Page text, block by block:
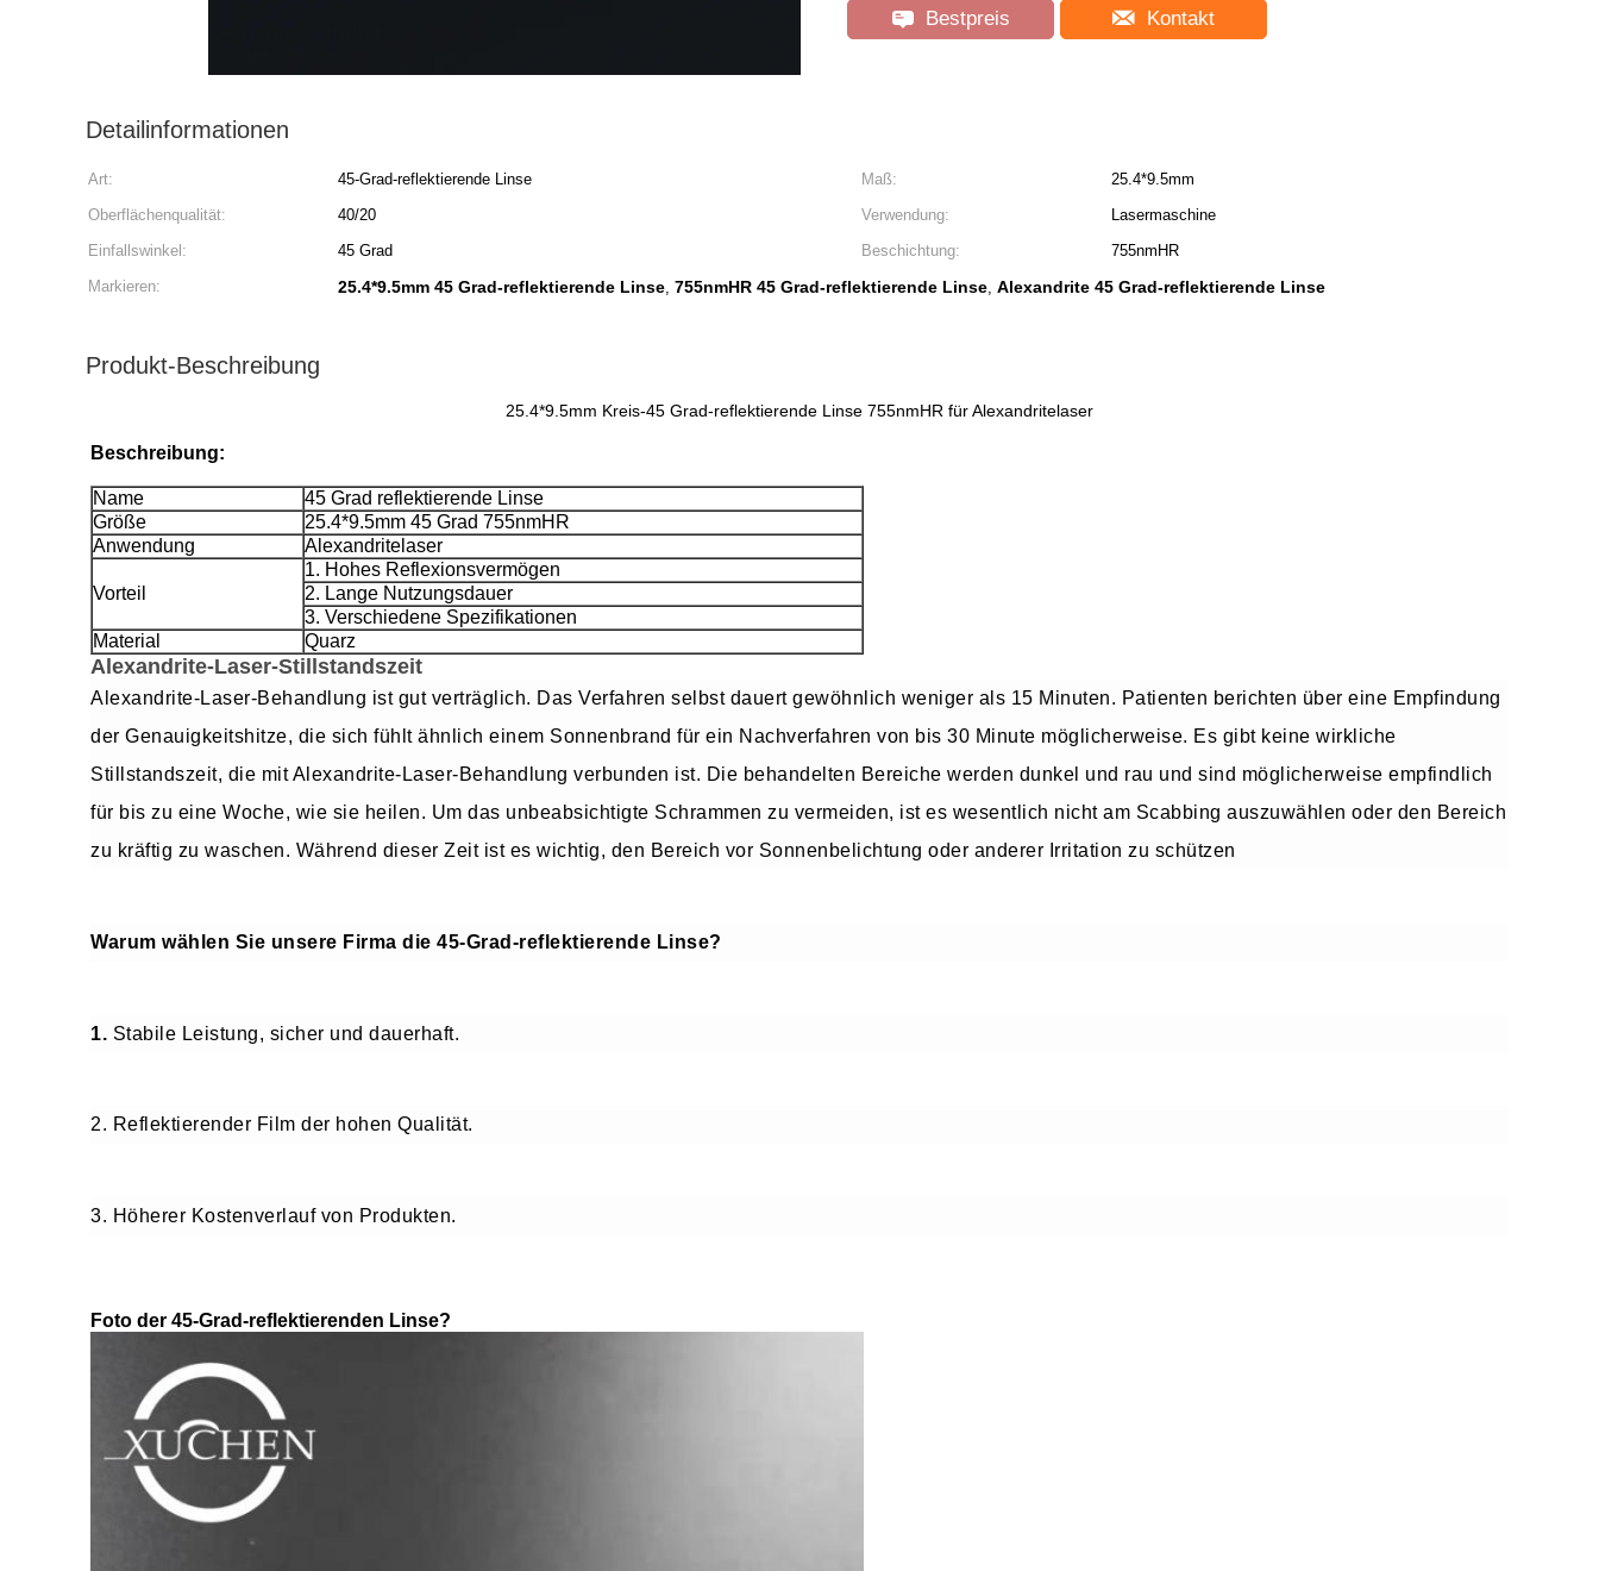
Bestpreis Kontakt
Detailinformationen
Art: 45-Grad-reflektierende Linse Maß:
25.4*9.5mm
Oberflächenqualität:
40/20 Verwendung:
Lasermaschine
Einfallswinkel:
45 Grad Beschichtung:
755nmHR
Markieren:
25.4*9.5mm 45 Grad-reflektierende Linse, 755nmHR 45 Grad-reflektierende Linse, Alexandrite 45 Grad-reflektierende Linse
Produkt-Beschreibung
25.4*9.5mm Kreis-45 Grad-reflektierende Linse 755nmHR für Alexandritelaser
Beschreibung:
Name
45 Grad reflektierende Linse
Größe
25.4*9.5mm 45 Grad 755nmHR
Anwendung
Alexandritelaser
Vorteil
1. Hohes Reflexionsvermögen
2. Lange Nutzungsdauer
3. Verschiedene Spezifikationen
Material
Quarz
Alexandrite-Laser-Stillstandszeit
Alexandrite-Laser-Behandlung ist gut verträglich. Das Verfahren selbst dauert gewöhnlich weniger als 15 Minuten. Patienten berichten über eine Empfindung
der Genauigkeitshitze, die sich fühlt ähnlich einem Sonnenbrand für ein Nachverfahren von bis 30 Minute möglicherweise. Es gibt keine wirkliche
Stillstandszeit, die mit Alexandrite-Laser-Behandlung verbunden ist. Die behandelten Bereiche werden dunkel und rau und sind möglicherweise empfindlich
für bis zu eine Woche, wie sie heilen. Um das unbeabsichtigte Schrammen zu vermeiden, ist es wesentlich nicht am Scabbing auszuwählen oder den Bereich
zu kräftig zu waschen. Während dieser Zeit ist es wichtig, den Bereich vor Sonnenbelichtung oder anderer Irritation zu schützen
Warum wählen Sie unsere Firma die 45-Grad-reflektierende Linse?
1. Stabile Leistung, sicher und dauerhaft.
2. Reflektierender Film der hohen Qualität.
3. Höherer Kostenverlauf von Produkten.
Foto der 45-Grad-reflektierenden Linse?